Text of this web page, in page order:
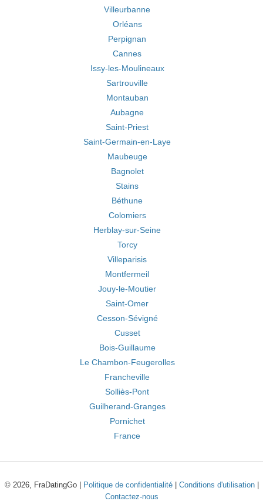
Villeurbanne
Orléans
Perpignan
Cannes
Issy-les-Moulineaux
Sartrouville
Montauban
Aubagne
Saint-Priest
Saint-Germain-en-Laye
Maubeuge
Bagnolet
Stains
Béthune
Colomiers
Herblay-sur-Seine
Torcy
Villeparisis
Montfermeil
Jouy-le-Moutier
Saint-Omer
Cesson-Sévigné
Cusset
Bois-Guillaume
Le Chambon-Feugerolles
Francheville
Solliès-Pont
Guilherand-Granges
Pornichet
France
© 2026, FraDatingGo | Politique de confidentialité| Conditions d'utilisation|
Contactez-nous